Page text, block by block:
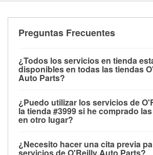
Preguntas Frecuentes
¿Todos los servicios en tienda
disponibles en todas las tiendas
Auto Parts?
las pruebas de batería, pruebas de
motor de arranque, revisión de la luz
con O'Reilly VeriScan® e instalación
limpiaparabrisas o bombillas, están
todas las tiendas O'Reilly Auto Parts.
¿Puedo utilizar los servicios de
la tienda #3999 si he comprado
en otro lugar?
de O'Reilly Auto Parts que estén
¿Necesito hacer una cita previa